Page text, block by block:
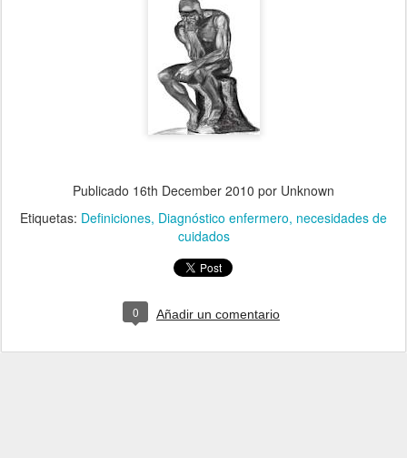
Publicado 16th December 2010 por Unknown
Etiquetas: Definiciones Diagnóstico enfermero necesidades de
cuidados
0 Añadir un comentario